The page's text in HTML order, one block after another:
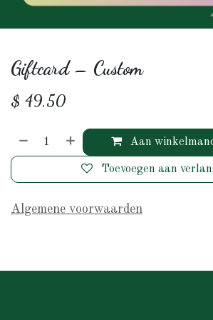
Giftcard – Custom
$ 49,50
Aan
Toevoegen aan
Algemene voorwaarden